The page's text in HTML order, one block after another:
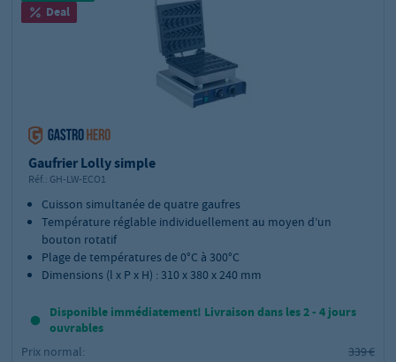
Deal
Gaufrier Lolly simple
Réf.: GH-LW-ECO1
Cuisson simultanée de quatre gaufres
Température réglable individuellement au moyen d’un
bouton rotatif
Plage de températures de 0°C à 300°C
Dimensions (l x P x H) : 310 x 380 x 240 mm
Disponible immédiatement! Livraison dans les 2 - 4 jours
ouvrables
Prix normal:
339 €